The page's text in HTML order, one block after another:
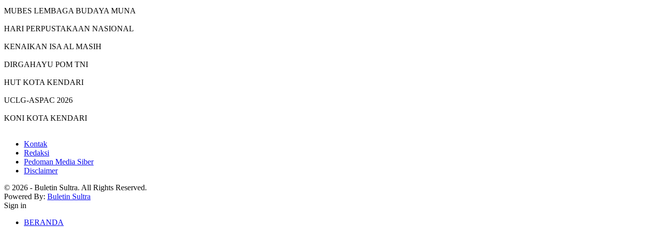
MUBES LEMBAGA BUDAYA MUNA
HARI PERPUSTAKAAN NASIONAL
KENAIKAN ISA AL MASIH
DIRGAHAYU POM TNI
HUT KOTA KENDARI
UCLG-ASPAC 2026
KONI KOTA KENDARI
Kontak
Redaksi
Pedoman Media Siber
Disclaimer
© 2026 - Buletin Sultra. All Rights Reserved.
Powered By: Buletin Sultra
Sign in
BERANDA